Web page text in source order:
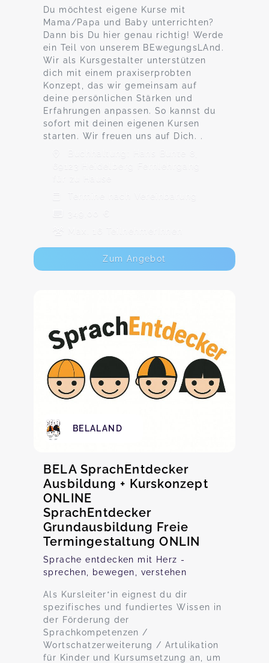
Du möchtest eigene Kurse mit
Mama/Papa und Baby unterrichten?
Dann bis Du hier genau richtig! Werde
ein Teil von unserem BEwegungsLAnd.
Wir als Kursgestalter unterstützen
dich mit einem praxiserprobten
Konzept, das wir gemeinsam auf
deine persönlichen Stärken und
Erfahrungen anpassen. So kannst du
sofort mit deinen eigenen Kursen
starten. Wir freuen uns auf Dich. .
Buchhaltung: Hans Bunte 8,
69123 Heidelberg Fernlehrgang
für zu Hause
Termine nach Vereinbarung
349,00 €
Max. 16 TeilnehmerInnen
Zum Angebot
BELALAND
BELA SprachEntdecker
Ausbildung + Kurskonzept
ONLINE
SprachEntdecker
Grundausbildung Freie
Termingestaltung ONLIN
Sprache entdecken mit Herz -
sprechen, bewegen, verstehen
Als Kursleiter*in eignest du dir
spezifisches und fundiertes Wissen in
der Förderung der
Sprachkompetenzen /
Wortschatzerweiterung / Artulikation
für Kinder und Kursumsetzung an, um